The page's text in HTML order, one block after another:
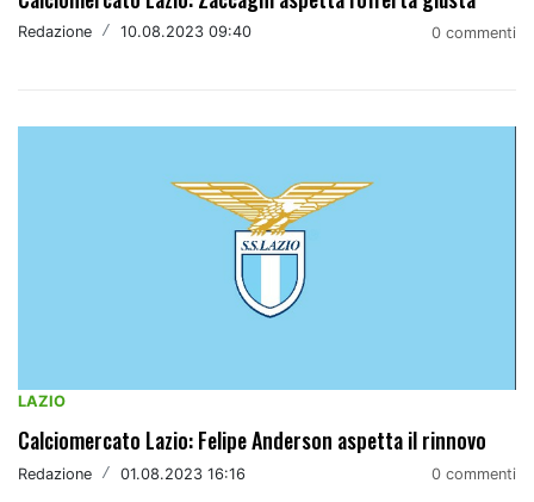
Redazione / 10.08.2023 09:40 0 commenti
LAZIO
Calciomercato Lazio: Felipe Anderson aspetta il rinnovo
Redazione / 01.08.2023 16:16 0 commenti